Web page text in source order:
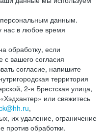
данным.
нас в любое время
обработку, если
вашего согласия
согласие, напишите
территория
2-я Брестская улица,
или свяжитесь
,
их удаление, ограничение
против обработки.